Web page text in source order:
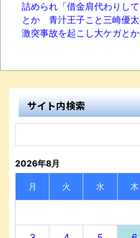
詰められ「借金肩代わりし
とか 青汁王子こと三崎優
激突事故を起こし大ケガとか
サイト内検索
2026年8月
月 火 水 木